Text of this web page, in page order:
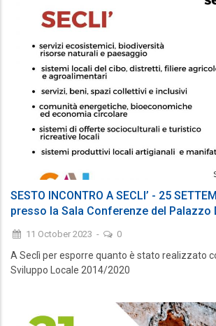
SESTO INCONTRO A SECLI’ - 25
presso la Sala Conferenze del Palazzo
11 October 2023 - 0
A Seclì per esporre quanto è stato realizzato
Sviluppo Locale 2014/2020